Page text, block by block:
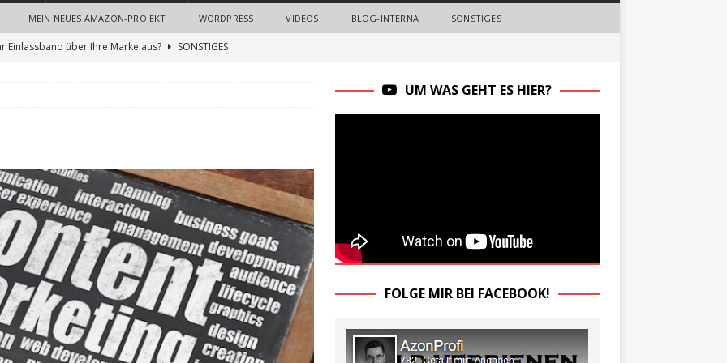
MEIN NEUES AMAZON-PROJEKT WORDPRESS VIDEOS BLOG-INTERNA SONSTIGES
Einlassband über Ihre Marke aus?
SONSTIGES
Thinking Methode: Ein umfassender Leitfaden zur Innovation
Nerven sparen beim Recruiting: Wie Unternehmen von
ALLGEMEIN
UM WAS GEHT ES HIER?
FOLGE MIR BEI FACEBOOK!